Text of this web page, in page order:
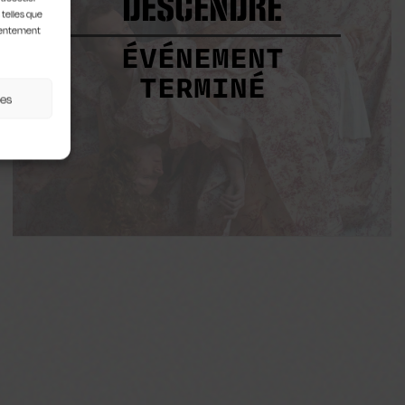
que
ÉVÉNEMENT
TERMINÉ